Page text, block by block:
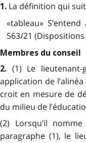
1. La définition qui
«tableau»
563/21
Membres du conseil
2. (1) Le
application de
croit en mesure de
du milieu de
(2) Lorsqu’il
paragraphe (1), le